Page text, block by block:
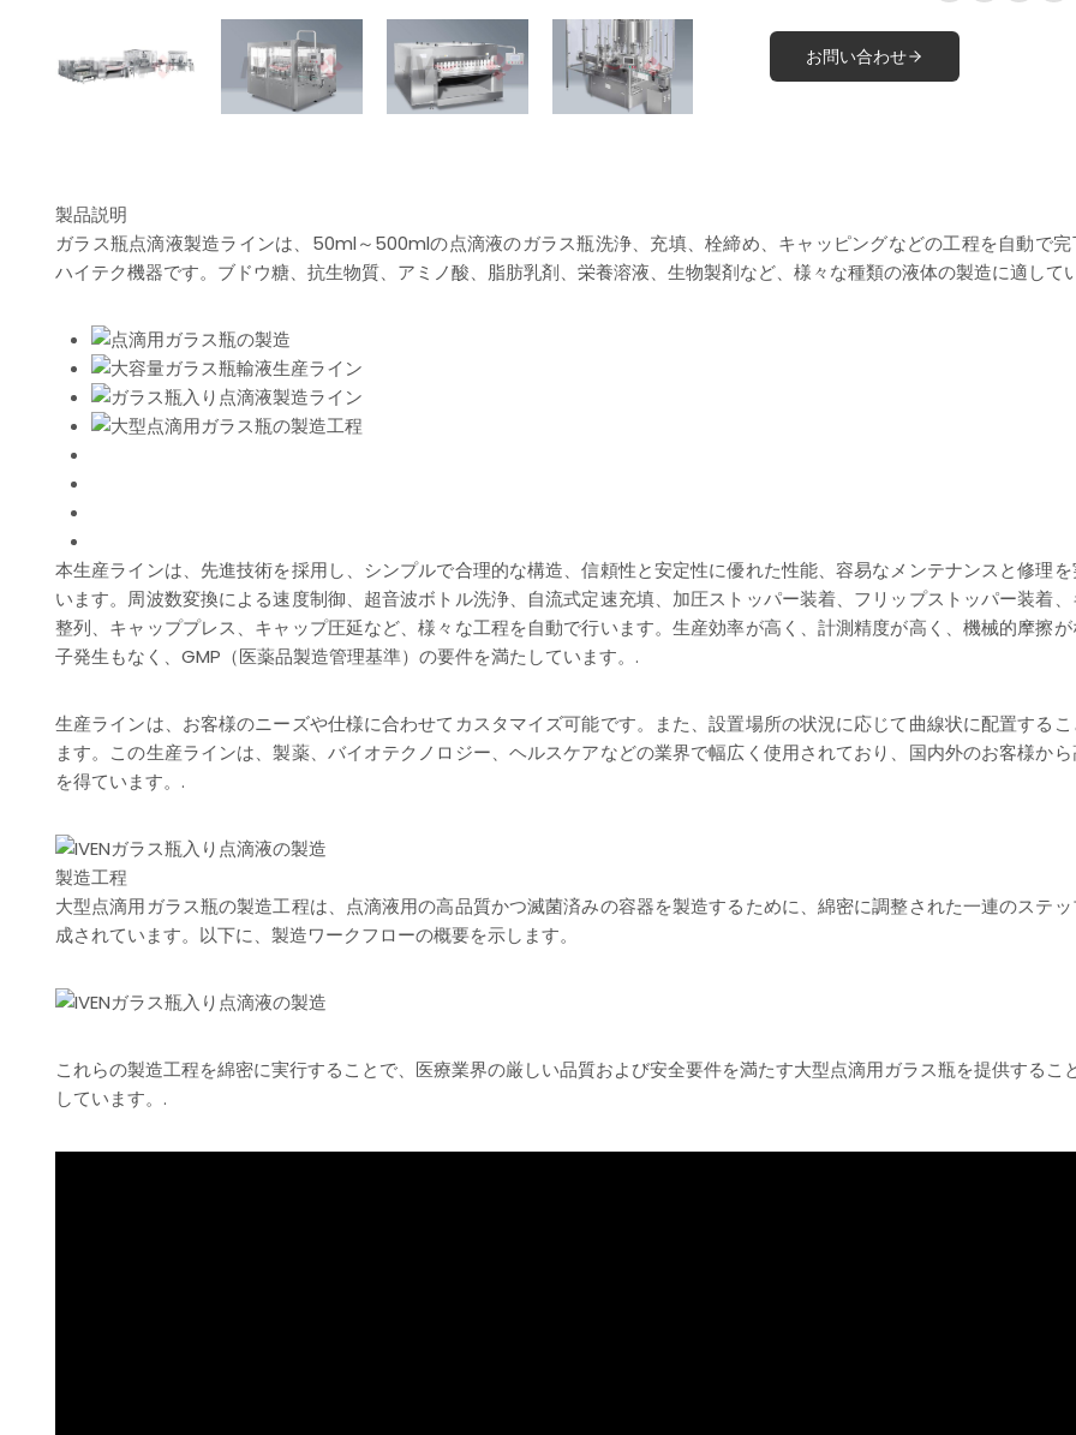
お問い合わせ
製品説明
ガラス瓶点滴液製造ラインは、50ml～500mlの点滴液のガラス瓶洗浄、充填、栓締め、キャッピングなどの工程を自動で
ハイテク機器です。ブドウ糖、抗生物質、アミノ酸、脂肪乳剤、栄養溶液、生物製剤など、様々な種類の液体の製造に適して
本生産ラインは、先進技術を採用し、シンプルで合理的な構造、信頼性と安定性に優れた性能、容易なメンテナンスと修理
います。周波数変換による速度制御、超音波ボトル洗浄、自流式定速充填、加圧ストッパー装着、フリップストッパー装着
整列、キャッププレス、キャップ圧延など、様々な工程を自動で行います。生産効率が高く、計測精度が高く、機械的摩擦
子発生もなく、GMP（医薬品製造管理基準）の要件を満たしています。.
生産ラインは、お客様のニーズや仕様に合わせてカスタマイズ可能です。また、設置場所の状況に応じて曲線状に配置する
ます。この生産ラインは、製薬、バイオテクノロジー、ヘルスケアなどの業界で幅広く使用されており、国内外のお客様か
を得ています。.
製造工程
大型点滴用ガラス瓶の製造工程は、点滴液用の高品質かつ滅菌済みの容器を製造するために、綿密に調整された一連のステ
成されています。以下に、製造ワークフローの概要を示します。
これらの製造工程を綿密に実行することで、医療業界の厳しい品質および安全要件を満たす大型点滴用ガラス瓶を提供するこ
しています。.